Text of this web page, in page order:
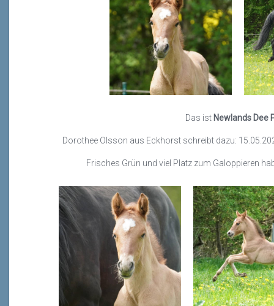
Das ist Newlands Dee
Dorothee Olsson aus Eckhorst schreibt dazu:
Frisches Grün und viel Platz zum Galoppieren